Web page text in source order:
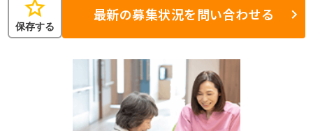
star
保存する
最新の募集状況を問い合わせる